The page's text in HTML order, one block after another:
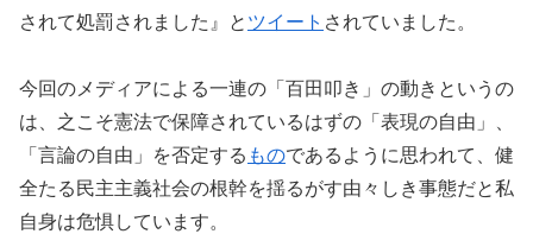
されて処罰されました』と ツイート されていました。
今回のメディアによる一連の「百田叩き」の動きというの
は、之こそ憲法で保障されているはずの「表現の自由」、
「言論の自由」を否定する ものであるように思われて、健
全たる民主主義社会の根幹を揺るがす由々しき事態だと私
自身は危惧しています。